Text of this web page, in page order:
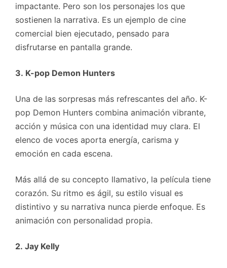
impactante. Pero son los personajes los que
sostienen la narrativa. Es un ejemplo de cine
comercial bien ejecutado, pensado para
disfrutarse en pantalla grande.
3. K-pop Demon Hunters
Una de las sorpresas más refrescantes del año. K-
pop Demon Hunters combina animación vibrante,
acción y música con una identidad muy clara. El
elenco de voces aporta energía, carisma y
emoción en cada escena.
Más allá de su concepto llamativo, la película tiene
corazón. Su ritmo es ágil, su estilo visual es
distintivo y su narrativa nunca pierde enfoque. Es
animación con personalidad propia.
2. Jay Kelly